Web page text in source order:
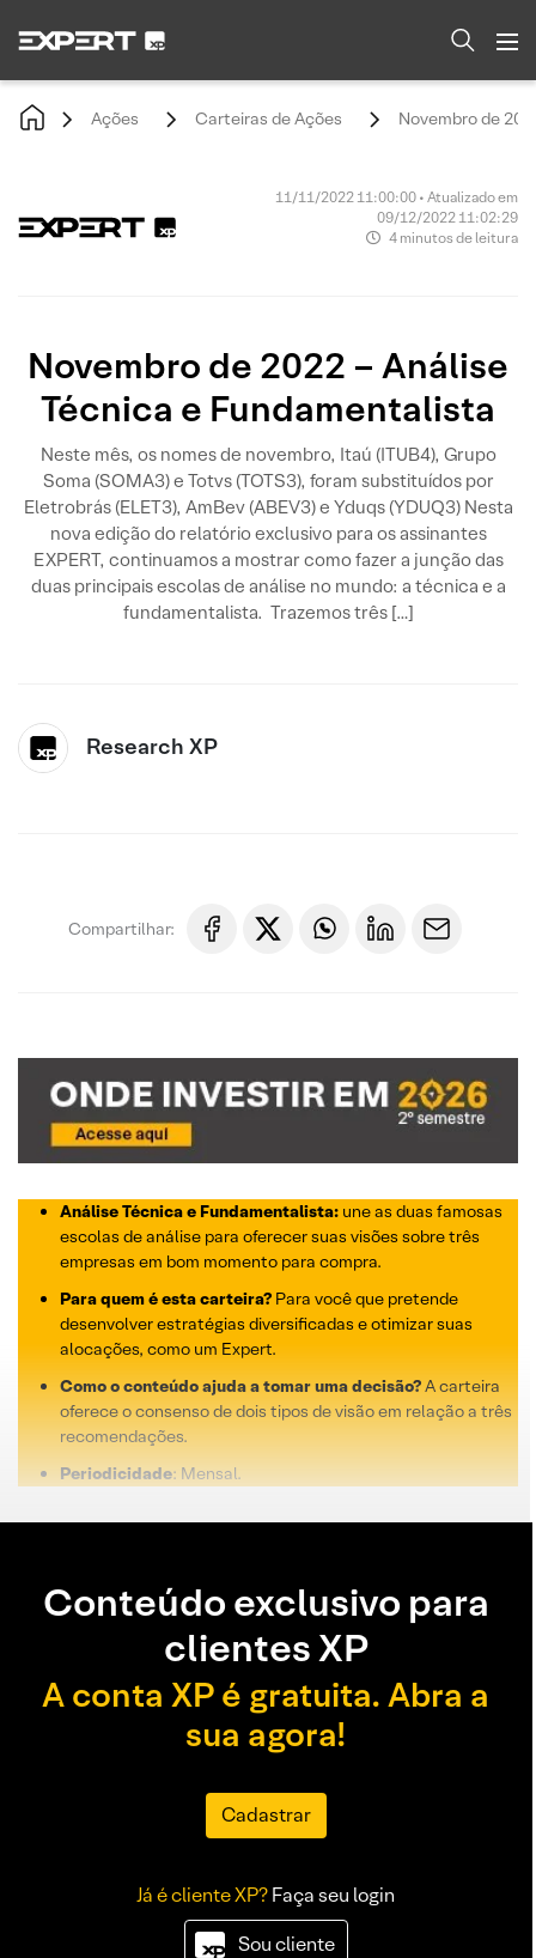
Ações Carteiras de Ações Novembro de
11/11/2022 11:00:00 • Atualizado em
09/12/2022 11:02:29
4 minutos de leitura
Novembro de 2022 – Análise
Técnica e Fundamentalista
Neste mês, os nomes de novembro, Itaú (ITUB4), Grupo
Soma (SOMA3) e Totvs (TOTS3), foram substituídos por
Eletrobrás (ELET3), AmBev (ABEV3) e Yduqs (YDUQ3) Nesta
nova edição do relatório exclusivo para os assinantes
EXPERT, continuamos a mostrar como fazer a junção das
duas principais escolas de análise no mundo: a técnica e a
fundamentalista. Trazemos três […]
Research XP
Compartilhar:
Análise Técnica e Fundamentalista: une as duas famosas
escolas de análise para oferecer suas visões sobre três
empresas em bom momento para compra.
Para quem é esta carteira? Para você que pretende
desenvolver estratégias diversificadas e otimizar suas
alocações, como um Expert.
Como o conteúdo ajuda a tomar uma decisão?A carteira
oferece o consenso de dois tipos de visão em relação a três
recomendações.
Periodicidade: Mensal.
Conteúdo exclusivo para
clientes XP
A conta XP é gratuita. Abra a
sua agora!
Cadastrar
Já é cliente XP?Faça seu login
Sou cliente